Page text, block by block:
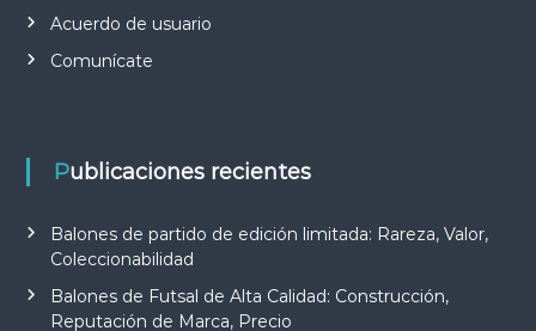
Acuerdo de usuario
Comunícate
Publicaciones recientes
Balones de partido de edición limitada: Rareza, Valor,
Coleccionabilidad
Balones de Futsal de Alta Calidad: Construcción,
Reputación de Marca, Precio